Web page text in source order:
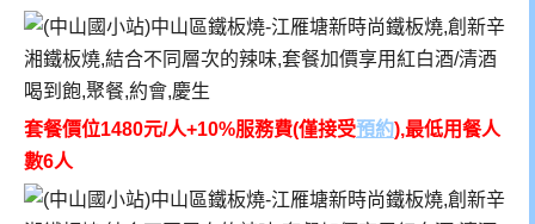
套餐價位1480元/人+10%服務費(僅接受預約),最低用餐人
數6人